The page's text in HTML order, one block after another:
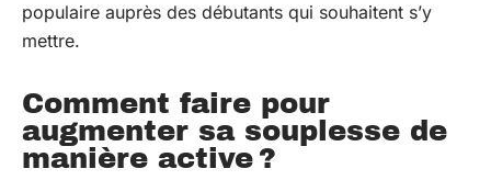
populaire auprès des débutants qui souhaitent s’y
mettre.
Comment faire pour
augmenter sa souplesse de
manière active ?